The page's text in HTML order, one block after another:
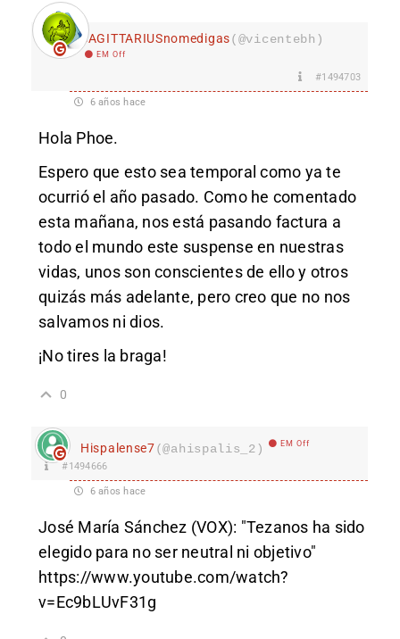
SAGITTARIUSnomedigas(@vicentebh)
EM Off
#1494703
6 años hace
Hola Phoe.
Espero que esto sea temporal como ya te
ocurrió el año pasado. Como he comentado
esta mañana, nos está pasando factura a
todo el mundo este suspense en nuestras
vidas, unos son conscientes de ello y otros
quizás más adelante, pero creo que no nos
salvamos ni dios.
¡No tires la braga!
0
Hispalense7(@ahispalis_2) EM Off
#1494666
6 años hace
José María Sánchez (VOX): "Tezanos ha sido
elegido para no ser neutral ni objetivo"
https://www.youtube.com/watch?
v=Ec9bLUvF31g